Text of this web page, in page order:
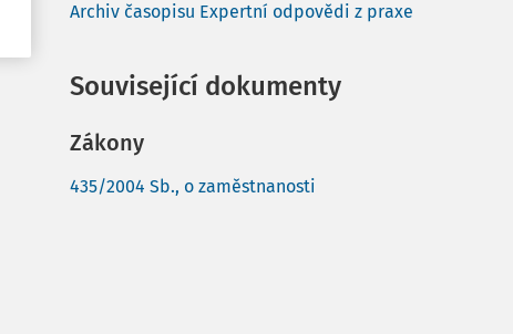
Archiv časopisu Expertní odpovědi z praxe
Související dokumenty
Zákony
435/2004 Sb., o zaměstnanosti